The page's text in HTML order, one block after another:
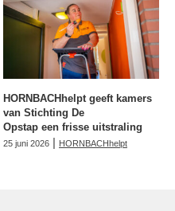
HORNBACHhelpt geeft kamers
van Stichting De
Opstap een frisse uitstraling
25 juni 2026 | HORNBACHhelpt